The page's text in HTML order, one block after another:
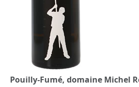
Pouilly-Fumé, domaine Michel